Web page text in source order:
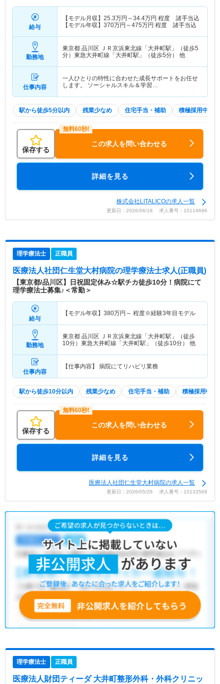
給与
【モデル月収】 25.3万円～34.4万円 程度 諸手当込
【モデル年収】 370万円～475万円 程度 諸手当込
勤務地
東京都 品川区 ＪＲ京浜東北線「大井町駅」（徒歩5
分）東急大井町線「大井町駅」（徒歩5分） 他
仕事内容
一人ひとりの特性に合わせた成長サポートをお任せ
します。 ソーシャルスキル＆学習…
駅から徒歩5分以内 残業少なめ 住宅手当・補助 積極採用中
保存する
この求人を問い合わせる
詳細を見る
株式会社LITALICOの求人一覧
更新日：2026/06/18 求人番号：10114686
理学療法士 正職員
医療法人社団仁生堂大村病院の理学療法士求人(正職員)
【東京都/品川区】日祝固定休み☆駅チカ徒歩10分！病院にて
理学療法士募集♪＜常勤＞
給与
【モデル年収】 380万円～ 程度※経験3年目モデル
勤務地
東京都 品川区 ＪＲ京浜東北線「大井町駅」（徒歩
10分）東急大井町線「大井町駅」（徒歩10分） 他
仕事内容
【仕事内容】 病院にてリハビリ業務
駅から徒歩10分以内 残業少なめ 住宅手当・補助 積極採用中
保存する
この求人を問い合わせる
詳細を見る
医療法人社団仁生堂大村病院の求人一覧
更新日：2026/05/26 求人番号：10133569
理学療法士 正職員
医療法人財団ティーダ 大井町整形外科・外科クリニッ